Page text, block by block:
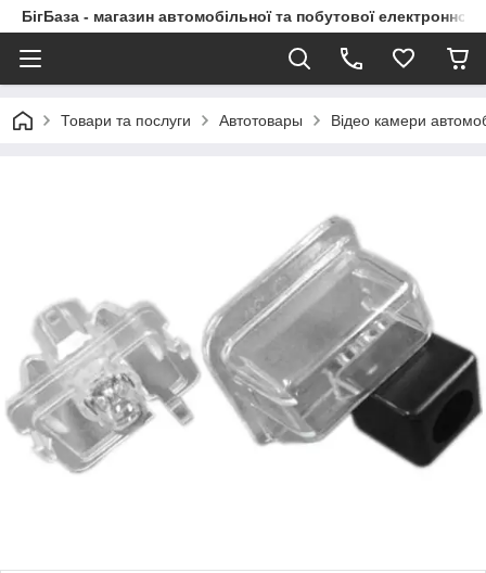
БігБаза - магазин автомобільної та побутової електронної
Товари та послуги Автотовары Відео камери